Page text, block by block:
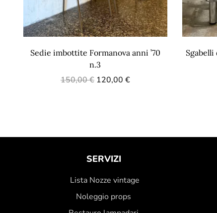
Sedie imbottite Formanova anni ’70
n.3
150,00€ 120,00 €
SERVIZI
Lista Nozze vintage
Noleggio props